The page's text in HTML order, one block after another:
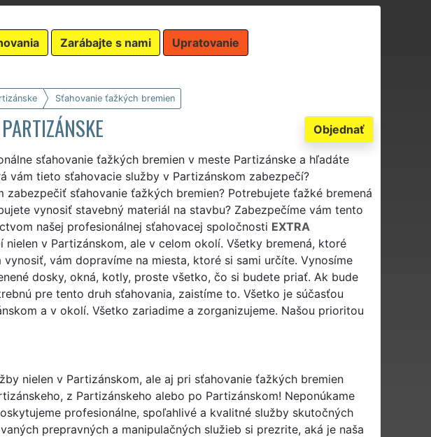
Zarábajte s nami Upratovanie
Sťahovanie ťažkých bremien
Objednať
sťahovanie ťažkých bremien v meste Partizánske a hľadáte
vám tieto sťahovacie služby v Partizánskom zabezpečí?
zabezpečiť sťahovanie ťažkých bremien? Potrebujete ťažké bremená
vynosiť stavebný materiál na stavbu? Zabezpečíme vám tento
našej profesionálnej sťahovacej spoločnosti EXTRA
nielen v Partizánskom, ale v celom okolí. Všetky bremená, ktoré
vám dopravíme na miesta, ktoré si sami určíte. Vynosíme
dosky, okná, kotly, proste všetko, čo si budete priať. Ak bude
pre tento druh sťahovania, zaistíme to. Všetko je súčasťou
a v okolí. Všetko zariadime a zorganizujeme. Našou prioritou
nielen v Partizánskom, ale aj pri sťahovanie ťažkých bremien
z Partizánskeho alebo po Partizánskom! Neponúkame
profesionálne, spoľahlivé a kvalitné služby skutočných
prepravných a manipulačných služieb si prezrite, aká je naša